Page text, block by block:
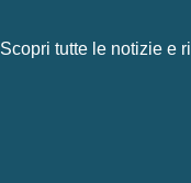
Scopri tutte le notizie e